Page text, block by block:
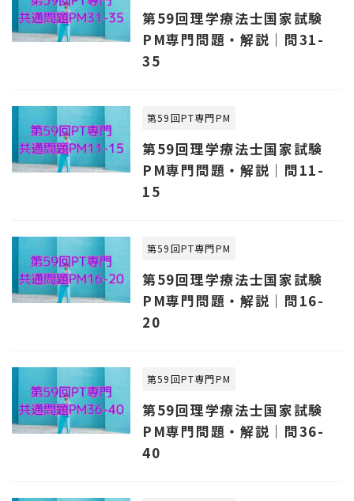
第59回理学療法士国家試験
PM専門問題・解説｜問31-
35
第59回PT専門PM
第59回理学療法士国家試験
PM専門問題・解説｜問11-
15
第59回PT専門PM
第59回理学療法士国家試験
PM専門問題・解説｜問16-
20
第59回PT専門PM
第59回理学療法士国家試験
PM専門問題・解説｜問36-
40